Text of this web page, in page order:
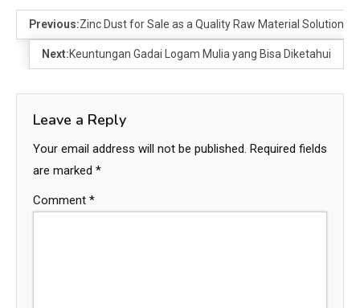
Previous:Zinc Dust for Sale as a Quality Raw Material Solution
Next:Keuntungan Gadai Logam Mulia yang Bisa Diketahui
Leave a Reply
Your email address will not be published. Required fields
are marked *
Comment *